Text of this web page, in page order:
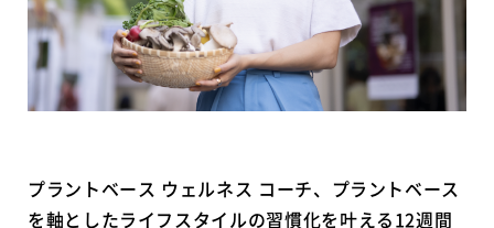
プラントベース ウェルネス コーチ、プラントベース
を軸としたライフスタイルの習慣化を叶える12週間